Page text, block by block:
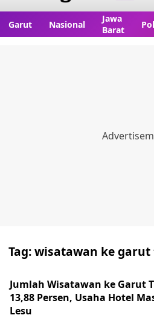
Garut Nasional
Jawa
Barat
Tag:wisatawan ke
Jumlah Wisatawan ke Garut
13,88 Persen, Usaha Hotel
Lesu